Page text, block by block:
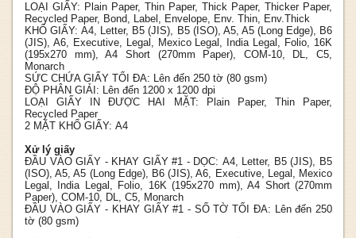
LOẠI GIẤY: Plain Paper, Thin Paper, Thick Paper, Thicker Paper,
Recycled Paper, Bond, Label, Envelope, Env. Thin, Env.Thick
KHỔ GIẤY:A4, Letter, B5 (JIS), B5 (ISO), A5, A5 (Long Edge), B6
(JIS), A6, Executive, Legal, Mexico Legal, India Legal, Folio, 16K
(195x270 mm), A4 Short (270mm Paper), COM-10, DL, C5,
Monarch
SỨC CHỨA GIẤY TỐI ĐA: Lên đến 250 tờ (80 gsm)
ĐỘ PHÂN GIẢI: Lên đến 1200 x 1200 dpi
LOẠI GIẤY IN ĐƯỢC HAI MẶT:
Plain Paper, Thin Paper,
Recycled Paper
2 MẶT KHỔ GIẤY: A4
Xử lý giấy
ĐẦU VÀO GIẤY - KHAY GIẤY #1 - DỌC: A4, Letter, B5 (JIS), B5
(ISO), A5, A5 (Long Edge), B6 (JIS), A6, Executive, Legal, Mexico
Legal, India Legal, Folio, 16K (195x270 mm), A4 Short (270mm
Paper), COM-10, DL, C5, Monarch
ĐẦU VÀO GIẤY - KHAY GIẤY #1 - SỐ TỜ TỐI ĐA: Lên đến 250
tờ (80 gsm)